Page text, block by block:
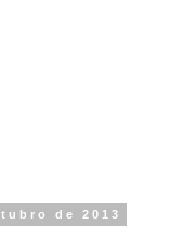
de 2013